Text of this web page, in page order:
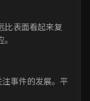
比表面看起来复
事件的发展。平